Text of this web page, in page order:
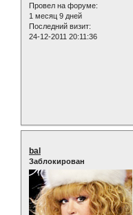
Провел на форуме:
1 месяц 9 дней
Последний визит:
24-12-2011 20:11:36
bal
Заблокирован